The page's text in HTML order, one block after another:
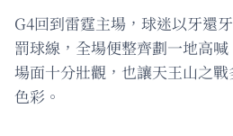
G4回到雷霆主場，球迷以牙還
罰球線，全場便整齊劃一地高喊
場面十分壯觀，也讓天王山之
色彩。